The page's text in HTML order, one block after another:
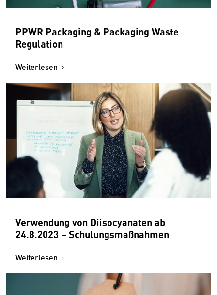
PPWR Packaging & Packaging Waste
Regulation
Weiterlesen
Verwendung von Diisocyanaten ab
24.8.2023 – Schulungs­maßnahmen
Weiterlesen